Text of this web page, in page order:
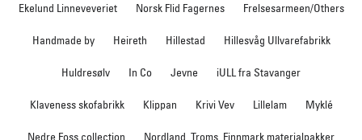
Ekelund Linneveveriet Norsk Flid Fagernes Frelsesarmeen/Others
Handmade by Heireth Hillestad Hillesvåg Ullvarefabrikk
Huldresølv In Co Jevne iULL fra Stavanger
Klaveness skofabrikk Klippan Krivi Vev Lillelam Myklé
Nedre Foss collection Nordland, Troms, Finnmark materialpakker